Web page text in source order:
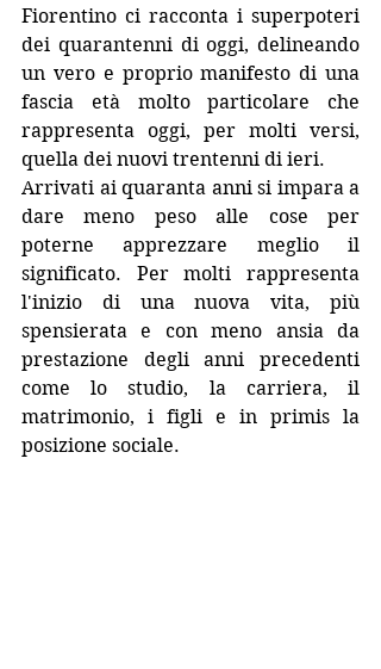
Fiorentino ci racconta i superpoteri
dei quarantenni di oggi, delineando
un vero e proprio manifesto di una
fascia età molto particolare che
rappresenta oggi, per molti versi,
quella dei nuovi trentenni di ieri.
Arrivati ai quaranta anni si impara a
dare meno peso alle cose per
poterne apprezzare meglio il
significato. Per molti rappresenta
l'inizio di una nuova vita, più
spensierata e con meno ansia da
prestazione degli anni precedenti
come lo studio, la carriera, il
matrimonio, i figli e in primis la
posizione sociale.